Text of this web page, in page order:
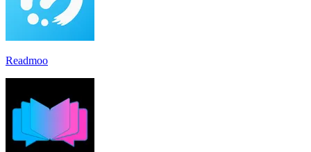
Readmoo